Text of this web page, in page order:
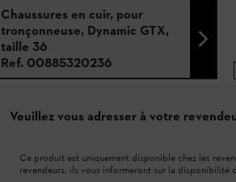
Chaussures en cuir, pour
tronçonneuse, Dynamic GTX,
taille 36
Ref. 00885320236
Veuillez vous adresser à votre
Ce produit est uniquement disponible chez les
revendeurs, ils vous informeront sur la disponibilité